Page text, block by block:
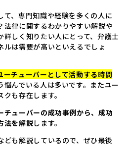
▸
▸
て、専門知識や経験を多くの人に
法律に関するわかりやすい解説や
しく知りたい人にとって、弁護士
ルは需要が高いといえるでしょ
ーチューバーとして活動する時間
悩んでいる人は多いです。またユー
も存在します。
チューバーの成功事例から、成功
法を解説します。
ども解説しているので、ぜひ最後